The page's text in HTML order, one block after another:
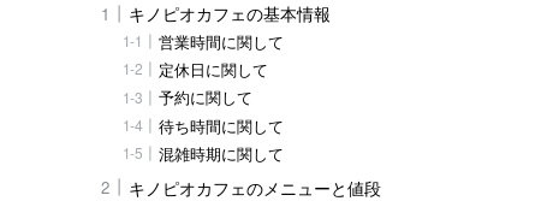
キノピオカフェの基本情報
営業時間に関して
定休日に関して
予約に関して
待ち時間に関して
混雑時期に関して
キノピオカフェのメニューと値段